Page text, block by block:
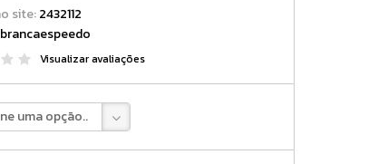
site:2432112
Visualizar avaliações
uma opção..